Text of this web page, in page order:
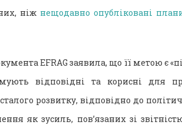
ніж нещодавно опубліковані
EFRAG заявила, що її метою є
відповідні та корисні для
розвитку, відповідно до
як зусиль, пов’язаних зі